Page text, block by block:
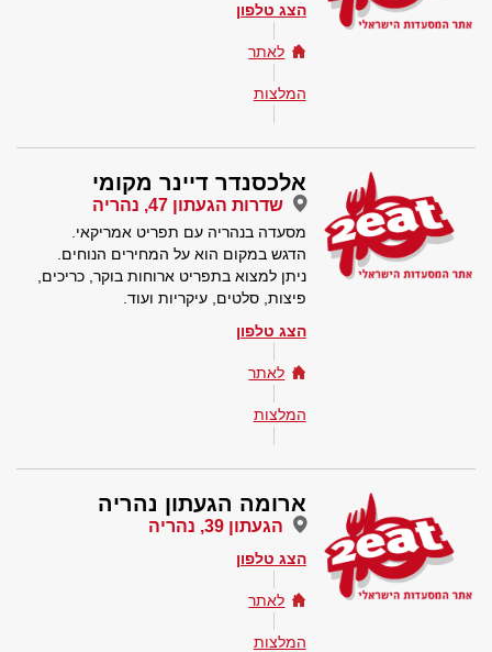
הצג טלפון
לאתר
המלצות
אלכסנדר דיינר מקומי
שדרות הגעתון 47, נהריה
מסעדה בנהריה עם תפריט אמריקאי.
הדגש במקום הוא על המחירים הנוחים.
ניתן למצוא בתפריט ארוחות בוקר, כריכים,
פיצות, סלטים, עיקריות ועוד.
הצג טלפון
לאתר
המלצות
ארומה הגעתון נהריה
הגעתון 39, נהריה
הצג טלפון
לאתר
המלצות